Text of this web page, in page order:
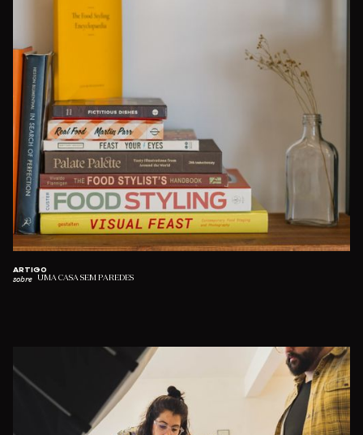
ARTIGO
sobre UMA CASA SEM PAREDES